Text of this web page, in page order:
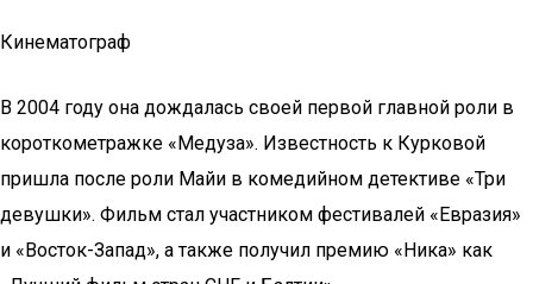
Кинематограф
В 2004 году она дождалась своей первой главной роли в
короткометражке «Медуза». Известность к Курковой
пришла после роли Майи в комедийном детективе «Три
девушки». Фильм стал участником фестивалей «Евразия»
и «Восток-Запад», а также получил премию «Ника» как